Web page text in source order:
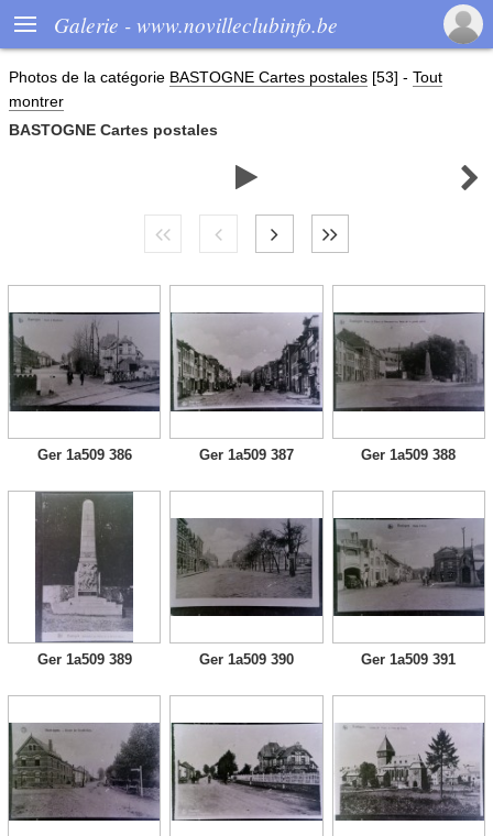
 Galerie - www.novilleclubinfo.be
Photos de la catégorie BASTOGNE Cartes postales [53] - Tout
montrer
BASTOGNE Cartes postales
 
Ger 1a509 386 Ger 1a509 387 Ger 1a509 388
Ger 1a509 389 Ger 1a509 390 Ger 1a509 391